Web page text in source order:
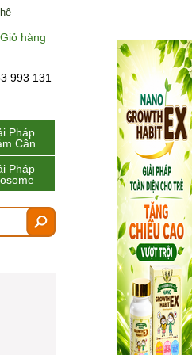
Giỏ hàng
993 131
Pháp
Cân
Pháp